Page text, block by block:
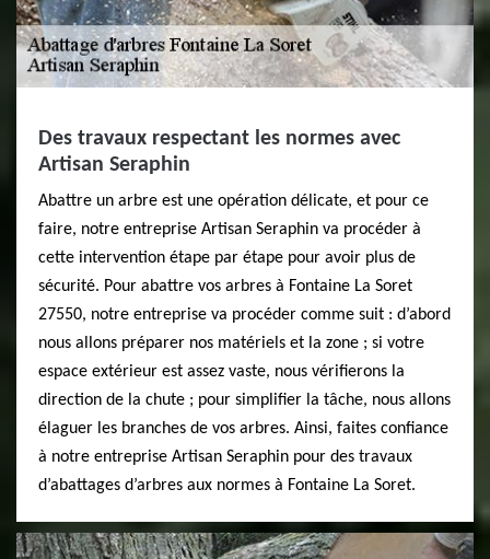
Des travaux respectant les normes avec
Artisan Seraphin
Abattre un arbre est une opération délicate, et pour ce
faire, notre entreprise Artisan Seraphin va procéder à
cette intervention étape par étape pour avoir plus de
sécurité. Pour abattre vos arbres à Fontaine La Soret
27550, notre entreprise va procéder comme suit : d’abord
nous allons préparer nos matériels et la zone ; si votre
espace extérieur est assez vaste, nous vérifierons la
direction de la chute ; pour simplifier la tâche, nous allons
élaguer les branches de vos arbres. Ainsi, faites confiance
à notre entreprise Artisan Seraphin pour des travaux
d’abattages d’arbres aux normes à Fontaine La Soret.